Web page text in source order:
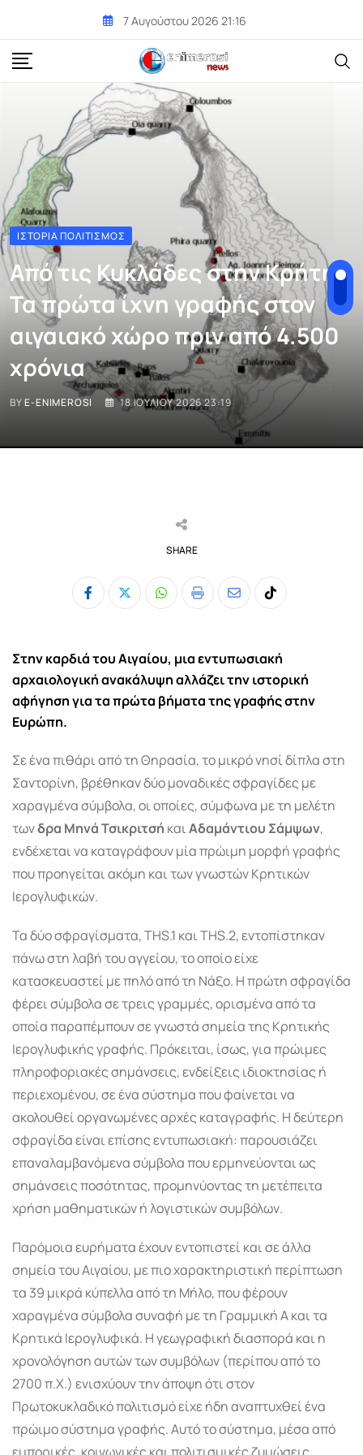
content
7 Αυγούστου 2026 21:16
ΙΣΤΟΡΊΑ ΠΟΛΙΤΙΣΜΌΣ
Από τις Κυκλάδες στην Κρήτη:
Τα πρώτα ίχνη γραφής στον
αιγαιακό χώρο πριν από 4.500
χρόνια
BYE-ENIMEROSI 18 ΙΟΥΛΊΟΥ 2026 23:19
SHARE
Whatsapp
Print
ShareTiktok
Στην καρδιά του Αιγαίου, μια εντυπωσιακή
αρχαιολογική ανακάλυψη αλλάζει την ιστορική
αφήγηση για τα πρώτα βήματα της γραφής στην
Ευρώπη.
Σε ένα πιθάρι από τη Θηρασία, το μικρό νησί δίπλα στη
Σαντορίνη, βρέθηκαν δύο μοναδικές σφραγίδες με
χαραγμένα σύμβολα, οι οποίες, σύμφωνα με τη μελέτη
τωνδρα Μηνά Τσικριτσή καιΑδαμάντιου Σάμψων,
ενδέχεται να καταγράφουν μία πρώιμη μορφή γραφής
που προηγείται ακόμη και των γνωστών Κρητικών
Ιερογλυφικών.
Τα δύο σφραγίσματα, THS.1 και THS.2, εντοπίστηκαν
πάνω στη λαβή του αγγείου, το οποίο είχε
κατασκευαστεί με πηλό από τη Νάξο. Η πρώτη σφραγίδα
φέρει σύμβολα σε τρεις γραμμές, ορισμένα από τα
οποία παραπέμπουν σε γνωστά σημεία της Κρητικής
Ιερογλυφικής γραφής. Πρόκειται, ίσως, για πρώιμες
πληροφοριακές σημάνσεις, ενδείξεις ιδιοκτησίας ή
περιεχομένου, σε ένα σύστημα που φαίνεται να
ακολουθεί οργανωμένες αρχές καταγραφής. Η δεύτερη
σφραγίδα είναι επίσης εντυπωσιακή: παρουσιάζει
επαναλαμβανόμενα σύμβολα που ερμηνεύονται ως
σημάνσεις ποσότητας, προμηνύοντας τη μετέπειτα
χρήση μαθηματικών ή λογιστικών συμβόλων.
Παρόμοια ευρήματα έχουν εντοπιστεί και σε άλλα
σημεία του Αιγαίου, με πιο χαρακτηριστική περίπτωση
τα 39 μικρά κύπελλα από τη Μήλο, που φέρουν
χαραγμένα σύμβολα συναφή με τη Γραμμική Α και τα
Κρητικά Ιερογλυφικά. Η γεωγραφική διασπορά και η
χρονολόγηση αυτών των συμβόλων (περίπου από το
2700 π.Χ.) ενισχύουν την άποψη ότι στον
Πρωτοκυκλαδικό πολιτισμό είχε ήδη αναπτυχθεί ένα
πρώιμο σύστημα γραφής. Αυτό το σύστημα, μέσα από